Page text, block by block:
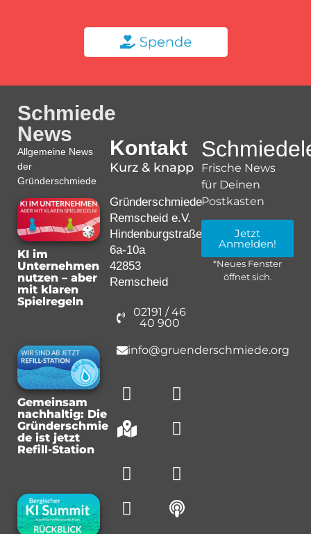
Schmiede
News
Allgemeine News
der
Gründerschmiede
KI im
Unternehmen
nutzen – aber
mit klaren
Spielregeln
Gemeinsam
nachhaltig: Die
Gründerschmie
de ist jetzt
Refill-Station
Kontakt
Kurz & knapp
Gründerschmiede
Remscheid e.V.
Hindenburgstraße
6a-10a
42853
Remscheid
02191 / 46
40 900
info@gruenderschmiede.org
Frische News
für Deinen
Postkasten
Jetzt
Anmelden!
*Neues Fenster
öffnet sich.